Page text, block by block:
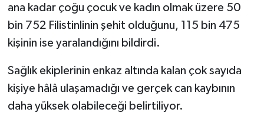
ana kadar çoğu çocuk ve kadın olmak üzere 50
bin 752 Filistinlinin şehit olduğunu, 115 bin 475
kişinin ise yaralandığını bildirdi.
Sağlık ekiplerinin enkaz altında kalan çok sayıda
kişiye hâlâ ulaşamadığı ve gerçek can kaybının
daha yüksek olabileceği belirtiliyor.